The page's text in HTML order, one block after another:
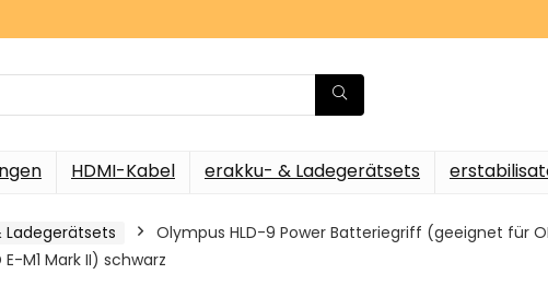
HDMI-Kabel erakku- & Ladegerätsets
Olympus HLD-9 Power Batteriegriff (geeignet für
M1 Mark II) schwarz